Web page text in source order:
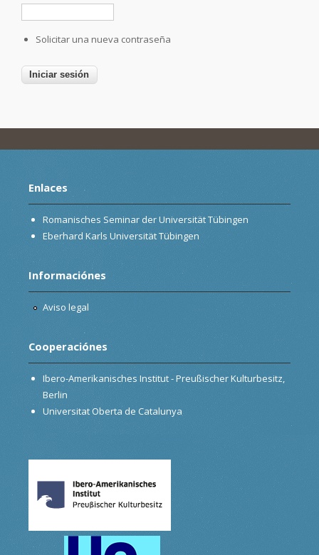
Solicitar una nueva contraseña
Enlaces
Romanisches Seminar der Universität Tübingen
Eberhard Karls Universität Tübingen
Informaciónes
Aviso legal
Cooperaciónes
Ibero-Amerikanisches Institut - Preußischer Kulturbesitz,
Berlin
Universitat Oberta de Catalunya